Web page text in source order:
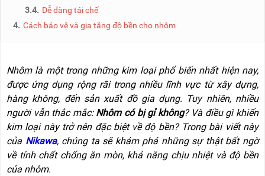
VIDEO
BÁO
CHÍ
NÓI
VỀ
NIKAWA
GIỚI
THIỆU
LỒNG)
NHÔM
CHỮ
THANG
NHÔM
CÔNG
NGHIỆP
3.4. Dễ dàng tái chế
4. Cách bảo vệ và gia tăng độ bền cho nhôm
Nhôm là một trong những kim loại phổ biến nhất hiện nay,
được ứng dụng rộng rãi trong nhiều lĩnh vực từ xây dựng,
hàng không, đến sản xuất đồ gia dụng. Tuy nhiên, nhiều
người vẫn thắc mắc: Nhôm có bị gỉ không? Và điều gì khiến
kim loại này trở nên đặc biệt về độ bền? Trong bài viết này
của Nikawa, chúng ta sẽ khám phá những sự thật bất ngờ
về tính chất chống ăn mòn, khả năng chịu nhiệt và độ bền
của nhôm.